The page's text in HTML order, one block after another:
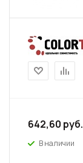
642,60 руб.
В наличии